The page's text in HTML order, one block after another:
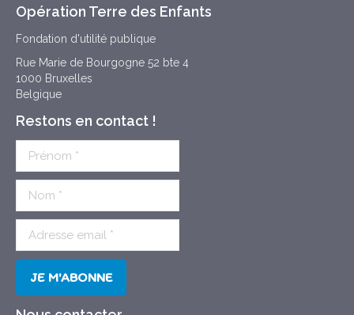
Opération Terre des Enfants
Fondation d'utilité publique
Rue Marie de Bourgogne 52 bte 4
1000 Bruxelles
Belgique
Restons en contact !